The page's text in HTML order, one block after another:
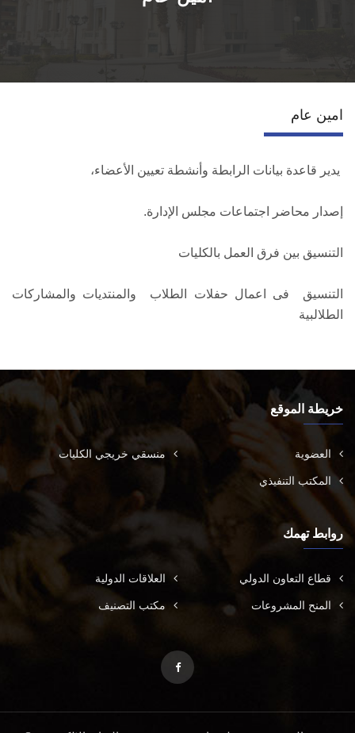
امين عام
يدير قاعدة بيانات الرابطة وأنشطة تعيين الأعضاء،
إصدار محاضر اجتماعات مجلس الإدارة.
التنسيق بين فرق العمل بالكليات
التنسيق فى اعمال حفلات الطلاب والمنتديات والمشاركات
الطلالبية
خريطة الموقع
العضوية منسقي خريجي الكليات
المكتب التنفيذي
روابط تهمك
قطاع التعاون الدولي العلاقات الدولية
المنح المشروعات مكتب التصنيف